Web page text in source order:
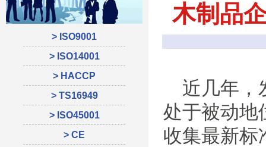
> ISO9001
> ISO14001
> HACCP
> TS16949
> ISO45001
> CE
木制品
近几年，
处于被动地
收集最新标